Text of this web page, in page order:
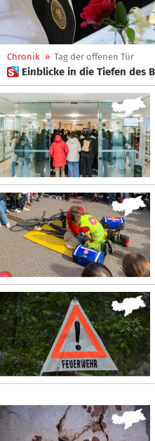
Chronik » Tag der offenen Tür
 Einblicke in die Tiefen